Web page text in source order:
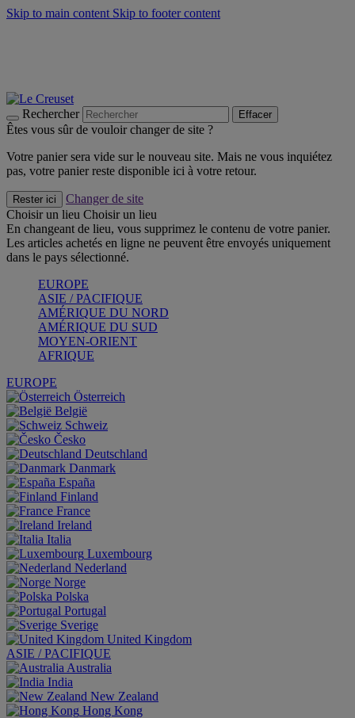
Skip to main content Skip to footer content
Rechercher Effacer
Êtes vous sûr de vouloir changer de site ?
Votre panier sera vide sur le nouveau site. Mais ne vous inquiétez
pas, votre panier reste disponible ici à votre retour.
Rester ici
Changer de site
Choisir un lieu Choisir un lieu
En changeant de lieu, vous supprimez le contenu de votre panier.
Les articles achetés en ligne ne peuvent être envoyés uniquement
dans le pays sélectionné.
EUROPE
ASIE / PACIFIQUE
AMÉRIQUE DU NORD
AMÉRIQUE DU SUD
MOYEN-ORIENT
AFRIQUE
EUROPE
Österreich
België
Schweiz
Česko
Deutschland
Danmark
España
Finland
France
Ireland
Italia
Luxembourg
Nederland
Norge
Polska
Portugal
Sverige
United Kingdom
ASIE / PACIFIQUE
Australia
India
New Zealand
Hong Kong